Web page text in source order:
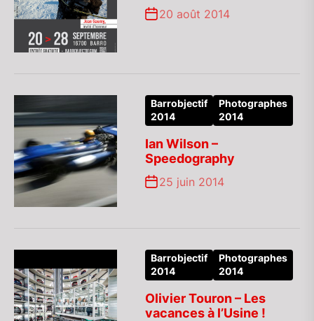
20 août 2014
Barrobjectif
2014
Photographes
2014
Ian Wilson –
Speedography
25 juin 2014
Barrobjectif
2014
Photographes
2014
Olivier Touron – Les
vacances à l’Usine !